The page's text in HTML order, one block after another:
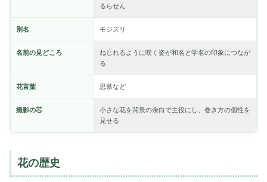
るらせん
別名 モジズリ
名前の見どころ
ねじれるように咲く姿が和名と学名の印象につなが
る
花言葉 思慕など
撮影の芯
小さな花を背景の余白で主役にし、巻き方の個性を
見せる
花の歴史